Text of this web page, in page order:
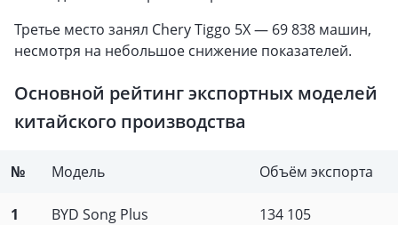
Третье место занял Chery Tiggo 5X — 69 838 машин,
несмотря на небольшое снижение показателей.
Основной рейтинг экспортных моделей
китайского производства
№ Модель Объём экспорта
1 BYD Song Plus 134 105